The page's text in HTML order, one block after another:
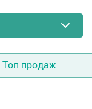
Топ продаж